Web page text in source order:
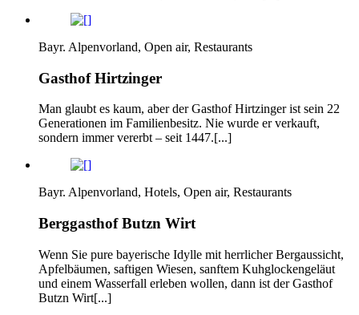
Bayr. Alpenvorland, Open air, Restaurants
Gasthof Hirtzinger
Man glaubt es kaum, aber der Gasthof Hirtzinger ist sein 22
Generationen im Familienbesitz. Nie wurde er verkauft,
sondern immer vererbt – seit 1447.[...]
Bayr. Alpenvorland, Hotels, Open air, Restaurants
Berggasthof Butzn Wirt
Wenn Sie pure bayerische Idylle mit herrlicher Bergaussicht,
Apfelbäumen, saftigen Wiesen, sanftem Kuhglockengeläut
und einem Wasserfall erleben wollen, dann ist der Gasthof
Butzn Wirt[...]